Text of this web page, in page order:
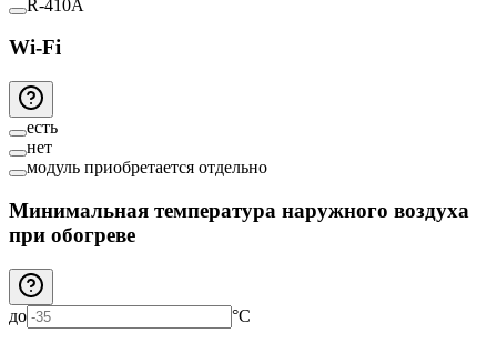
R-410A
Wi-Fi
есть
нет
модуль приобретается отдельно
Минимальная температура наружного воздуха
при обогреве
до °C